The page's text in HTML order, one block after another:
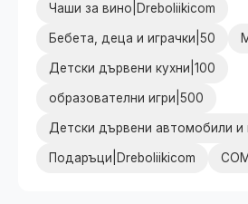
Чаши за вино|Dreboliikicom
Бебета, деца и играчки|50
Детски дървени кухни|100
образователни игри|500
Детски дървени автомобили и
Подаръци|Dreboliikicom